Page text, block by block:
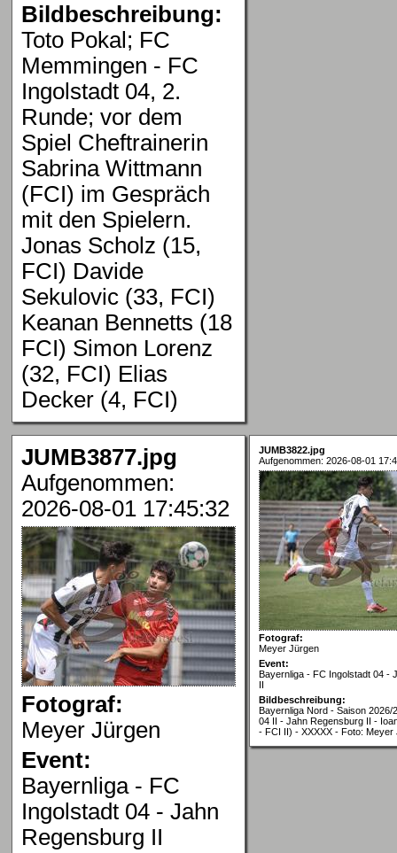
Bildbeschreibung:
Toto Pokal; FC
Memmingen - FC
Ingolstadt 04, 2.
Runde; vor dem
Spiel Cheftrainerin
Sabrina Wittmann
(FCI) im Gespräch
mit den Spielern.
Jonas Scholz (15,
FCI) Davide
Sekulovic (33, FCI)
Keanan Bennetts (18
FCI) Simon Lorenz
(32, FCI) Elias
Decker (4, FCI)
JUMB3877.jpg
Aufgenommen:
2026-08-01 17:45:32
Fotograf:
Meyer Jürgen
Event:
Bayernliga - FC
Ingolstadt 04 - Jahn
Regensburg II
JUMB3822.jpg
Aufgenommen: 2026-08-01
Fotograf:
Meyer Jürgen
Event:
Bayernliga - FC Ingolstadt 04 -
II
Bildbeschreibung:
Bayernliga Nord - Saison 2026/
04 II - Jahn Regensburg II -
- FCI II) - XXXXX - Foto: Meyer